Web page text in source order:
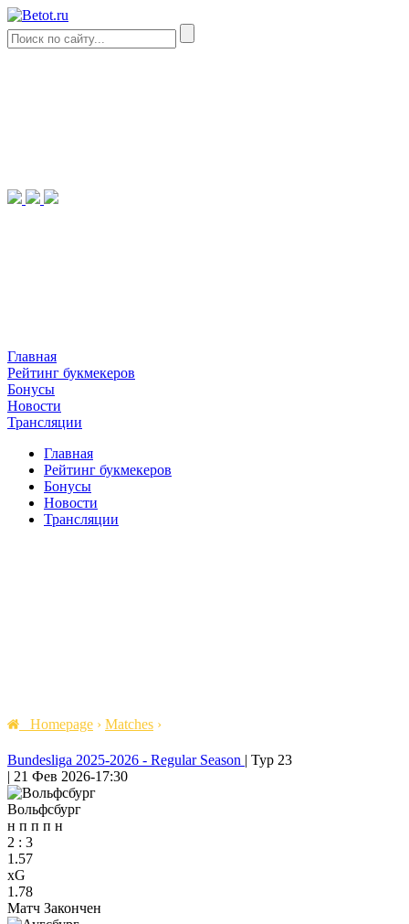
Главная
Рейтинг букмекеров
Бонусы
Новости
Трансляции
Главная
Рейтинг букмекеров
Бонусы
Новости
Трансляции
Homepage › Matches ›
Bundesliga 2025-2026 - Regular Season | Тур 23
| 21 Фев 2026-17:30
Вольфсбург
н п п п н
2 : 3
1.57
xG
1.78
Матч Закончен